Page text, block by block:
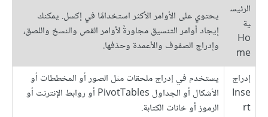
الرئيس
ية
Ho
me
يحتوي على الأوامر الأكثر استخدامًا في إكسل. يمكنك
إيجاد أوامر التنسيق مجاورةً لأوامر القص والنسخ واللصق،
وإدراج الصفوف والأعمدة وحذفها.
إدراج
Inse
rt
يستخدم في إدراج ملحقات مثل الصور أو المخططات أو
الأشكال أو الجداول PivotTables أو روابط الإنترنت أو
الرموز أو خانات الكتابة.